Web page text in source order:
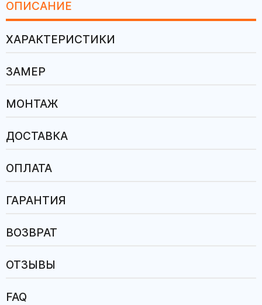
ОПИСАНИЕ
ХАРАКТЕРИСТИКИ
ЗАМЕР
МОНТАЖ
ДОСТАВКА
ОПЛАТА
ГАРАНТИЯ
ВОЗВРАТ
ОТЗЫВЫ
FAQ